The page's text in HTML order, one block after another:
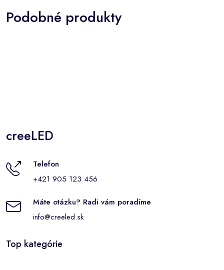
Podobné produkty
creeLED
Telefon
+421 905 123 456
Máte otázku? Radi vám poradíme
info@creeled.sk
Top kategórie